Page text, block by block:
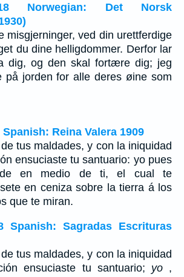
Norwegian: Det Norsk
misgjerninger, ved din urettferdige
du dine helligdommer. Derfor lar
dig, og den skal fortære dig; jeg
på jorden for alle deres øine som
Reina Valera 1909
tus maldades, y con la iniquidad
ensuciaste tu santuario: yo pues
de en medio de ti, el cual te
en ceniza sobre la tierra á los
que te miran.
Spanish: Sagradas Escrituras
tus maldades, y con la iniquidad
ensuciaste tu santuario; yo,